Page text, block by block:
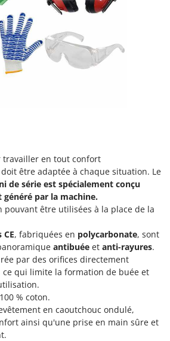
en tout confort
être adaptée à chaque situation. Le
de série est spécialement conçu
par la machine.
pouvant être utilisées à la place de la
, fabriquées en polycarbonate, sont
antibuée et anti-rayures.
par des orifices directement
qui limite la formation de buée et
% coton.
en caoutchouc ondulé,
ainsi qu'une prise en main sûre et